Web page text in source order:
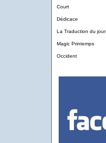
Court
Dédicace
La Traduction du jour
Magic Printemps
Occident